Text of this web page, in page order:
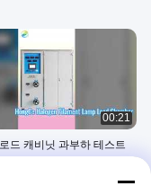
00:21
드 캐비닛 과부하 테스트